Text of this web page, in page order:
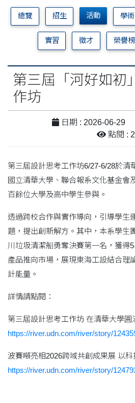
總覽 招生 活動 學術
實習 徵才 榮譽榜
第三屆「河好如初
作坊
日期 : 2026-06-29
點閱 :
第三屆設計思考工作坊6/27-6/28於清
國立清華大學、聯合報系文化基金會
百餘位大學及高中學生參與。
透過跨校合作與實作導向，引導學生
題，提出創新解方。其中，本系學生
川垃圾清潔船勇奪決賽第一名，獲得
產品推向市場，展現東海工設結合理
計能量。
詳情請點閱：
第三屆設計思考工作坊 在清華大學圓
https://river.udn.com/river/story/
波賽噸亮相2026跨域共創成果展 以
https://river.udn.com/river/story/